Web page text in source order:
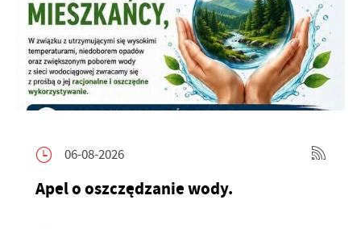
06-08-2026
Apel o oszczędzanie wody.